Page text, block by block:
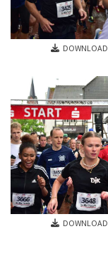
DOWNLOAD
DOWNLOAD